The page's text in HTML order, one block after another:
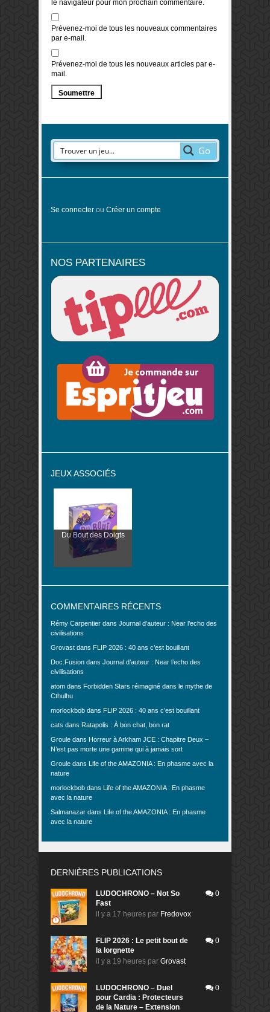
le navigateur pour mon prochain commentaire.
Prévenez-moi de tous les nouveaux commentaires
par e-mail.
Prévenez-moi de tous les nouveaux articles par e-
mail.
Go
Se connecter ou Créer un compte
NOS PARTENAIRES
JEUX ASSOCIÉS
Du Bout des Doigts
COMMENTAIRES RÉCENTS
Rémy Carpentier dans Journal d’auteur : Near l’echo des
civilisations
Grovast dans FLIP 2026 : 40 ans c’est bouillant
Doc.Fusion dans Journal d’auteur : Near l’echo des
civilisations
atom dans Forbidden Stars réimaginé dans le mythe de
Cthulhu
morlockbob dans FLIP 2026 : 40 ans c’est bouillant
cats dans Ratapolis : À bon chat, bon rat
Groule dans Horreur à Arkham JCE : Chapitre Deux –
N’est pas morte une gamme qui à jamais sort
Groule dans Life of the AMAZONIA : En phasme avec la
nature
morlockbob dans Life of the AMAZONIA : En phasme
avec la nature
Salmanazar dans Life of the AMAZONIA : En phasme
avec la nature
DERNIÈRES PUBLICATIONS
LUDOCHRONO – Not So
Fast
il y a 17 heures par Fredovox
0
FLIP 2026 : Le petit bout de
la lorgnette
il y a 19 heures par Grovast
0
LUDOCHRONO – Duel
pour Cardia : Protecteurs
de la Nature – Extension
0